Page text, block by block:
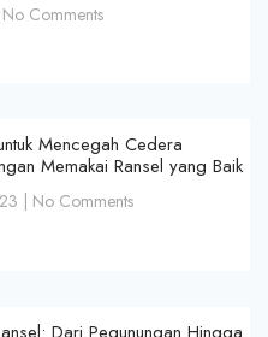
No Comments
Mencegah Cedera
Memakai Ransel yang Baik
No Comments
Dari Pegunungan Hingga